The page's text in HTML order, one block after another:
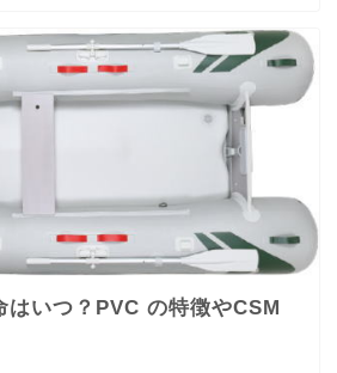
はいつ？PVC の特徴やCSM